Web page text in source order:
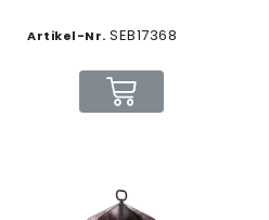
Artikel-Nr. SEB17368